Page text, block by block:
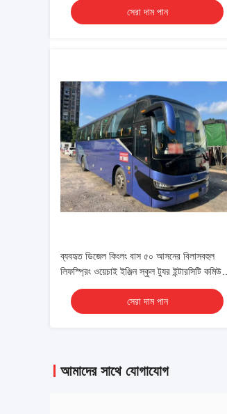
সেরা দাম পান
ব্যবহৃত ডিজেল কিংলং বাস ৫০ আসনের বিলাসবহুল
লিফস্প্রিং ওয়েচাই ইঞ্জিন স্কুল ট্যুর ইন্টারসিটি কমিউটার
সেরা দাম পান
আমাদের সাথে যোগাযোগ